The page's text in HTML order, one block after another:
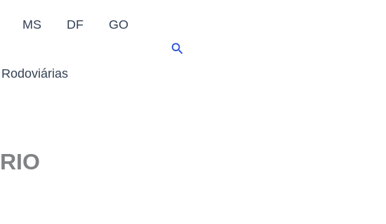
MS DF GO
Rodoviárias
Pesquisar